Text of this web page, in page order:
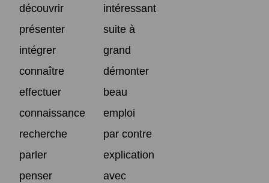
découvrir
intéressant
présenter
suite à
intégrer
grand
connaître
démonter
effectuer
beau
connaissance
emploi
recherche
par contre
parler
explication
penser
avec